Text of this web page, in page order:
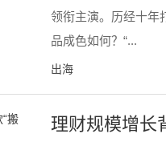
领衔主演。历经十年
品成色如何？“...
出海
理财规模增长